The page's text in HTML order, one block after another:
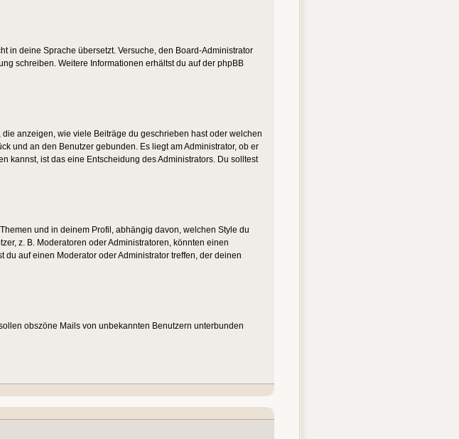
in deine Sprache übersetzt. Versuche, den Board-Administrator
schreiben. Weitere Informationen erhältst du auf der phpBB
anzeigen, wie viele Beiträge du geschrieben hast oder welchen
und an den Benutzer gebunden. Es liegt am Administrator, ob er
kannst, ist das eine Entscheidung des Administrators. Du solltest
und in deinem Profil, abhängig davon, welchen Style du
z. B. Moderatoren oder Administratoren, könnten einen
auf einen Moderator oder Administrator treffen, der deinen
obszöne Mails von unbekannten Benutzern unterbunden